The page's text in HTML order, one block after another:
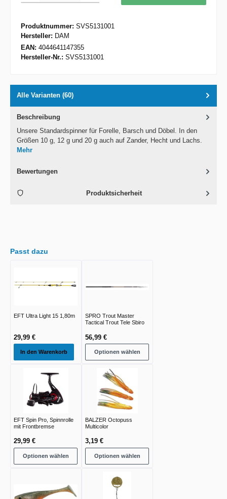
Produktnummer: SVS5131001
Hersteller: DAM
EAN: 4044641147355
Hersteller-Nr.: SVS5131001
Alle Varianten (60)
Beschreibung
Unsere Standardspinner für Forelle, Barsch und Döbel. In den
Größen 10 g, 12 g und 20 g auch auf Zander, Hecht und Lachs.
Mehr
Bewertungen
Produktsicherheit
Passt dazu
EFT Ultra Light 15 1,80m
29,99 €
In den Warenkorb
SPRO Trout Master
Tactical Trout Tele Sbiro
56,99 €
Optionen wählen
EFT Spin Pro, Spinnrolle
mit Frontbremse
29,99 €
Optionen wählen
BALZER Octopuss
Multicolor
3,19 €
Optionen wählen